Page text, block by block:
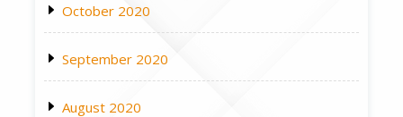
October 2020
September 2020
August 2020